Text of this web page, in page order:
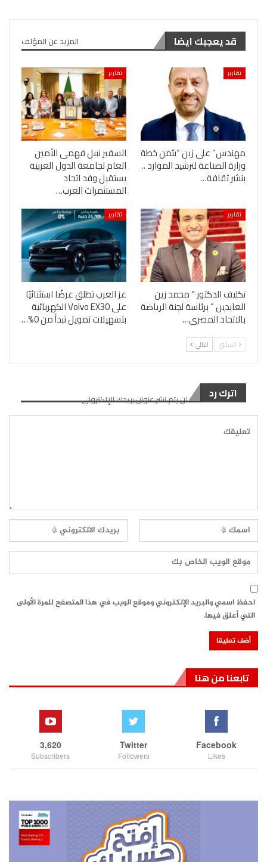
قد يعجبك ايضا المزيد عن المؤلف
تقارير
مهندس” على زين “يثمن خطة
وزارة الصناعة لترشيد الموارد ..
بنشر ثقافة…
تقارير
السفير نببل فهمى الأمين
العام لجامعة الدول العربية
يستقبل وفد اتحاد
المستثمرات العرب…
تقارير
تكليف الدكتور ” محمد زين
العابدين ” برئاسة لجنة الرياضة
بالاتحاد المصرى…
تقارير
عز العرب تطلق عرضًا استثنائيًا
على Volvo EX30 الكهربائية
بتسهيلات تمويل تبدأ من 0%…
السابق التالي
اترك رد لن يتم نشر عنوان بريدك الإلكتروني.
احفظ اسمي والبريد الإلكتروني وموقع الويب في هذا المتصفح للمرة الأولى
التي أعلق فيها.
تابعنا من هنا
Facebook
Likes
Twitter
Followers
3,620
Subscribers